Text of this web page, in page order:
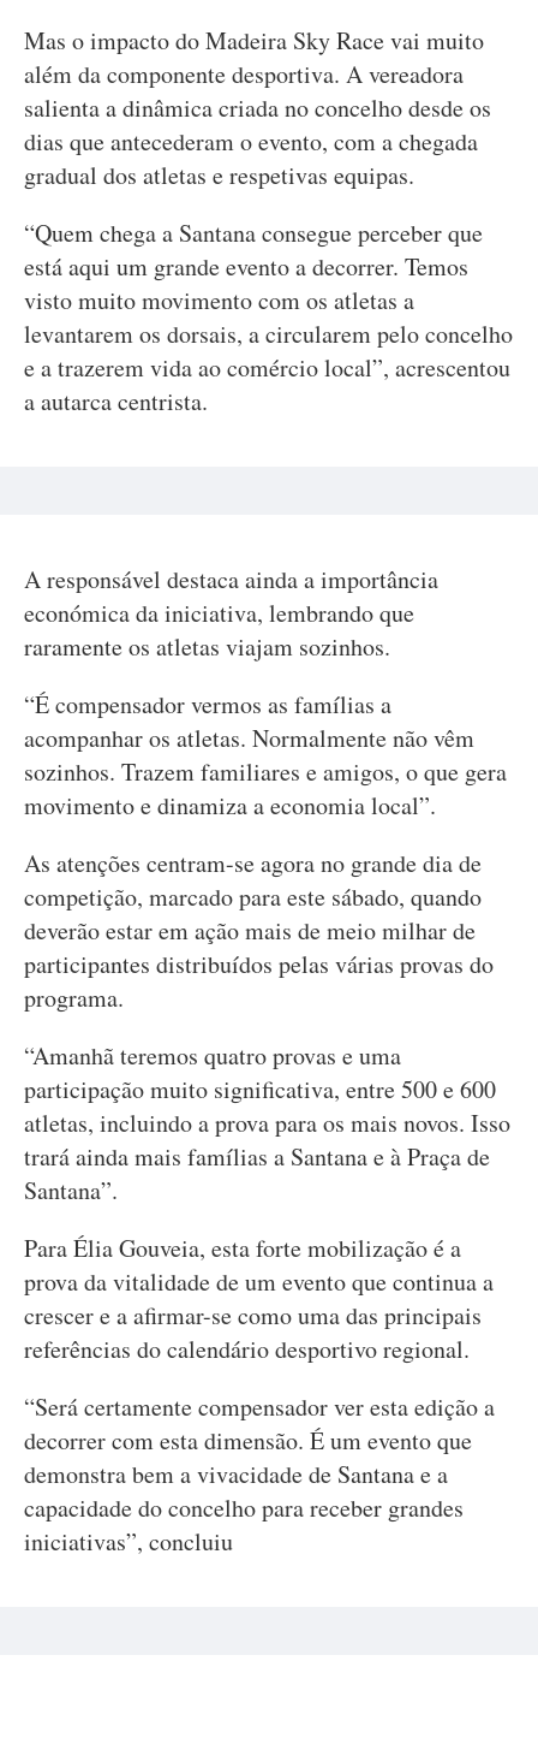
Mas o impacto do Madeira Sky Race vai muito
além da componente desportiva. A vereadora
salienta a dinâmica criada no concelho desde os
dias que antecederam o evento, com a chegada
gradual dos atletas e respetivas equipas.
“Quem chega a Santana consegue perceber que
está aqui um grande evento a decorrer. Temos
visto muito movimento com os atletas a
levantarem os dorsais, a circularem pelo concelho
e a trazerem vida ao comércio local”, acrescentou
a autarca centrista.
A responsável destaca ainda a importância
económica da iniciativa, lembrando que
raramente os atletas viajam sozinhos.
“É compensador vermos as famílias a
acompanhar os atletas. Normalmente não vêm
sozinhos. Trazem familiares e amigos, o que gera
movimento e dinamiza a economia local”.
As atenções centram-se agora no grande dia de
competição, marcado para este sábado, quando
deverão estar em ação mais de meio milhar de
participantes distribuídos pelas várias provas do
programa.
“Amanhã teremos quatro provas e uma
participação muito significativa, entre 500 e 600
atletas, incluindo a prova para os mais novos. Isso
trará ainda mais famílias a Santana e à Praça de
Santana”.
Para Élia Gouveia, esta forte mobilização é a
prova da vitalidade de um evento que continua a
crescer e a afirmar-se como uma das principais
referências do calendário desportivo regional.
“Será certamente compensador ver esta edição a
decorrer com esta dimensão. É um evento que
demonstra bem a vivacidade de Santana e a
capacidade do concelho para receber grandes
iniciativas”, concluiu